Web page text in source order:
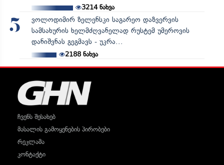
3214ნახვა
5
ვოლოდიმირ ზელენსკი საგარეო დაზვერვის
სამსახურის ხელმძღვანელად რუსტემ უმეროვის
დანიშვნას გეგმავს - უკრა...
2188ნახვა
ჩვენს შესახებ
მასალის გამოყენების პირობები
რეკლამა
კონტაქტი